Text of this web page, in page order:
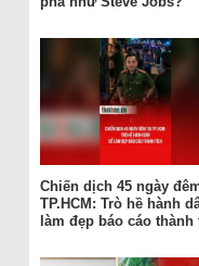
Chiến dịch 45 ngày
TP.HCM: Trò hề hành
làm đẹp báo cáo thành